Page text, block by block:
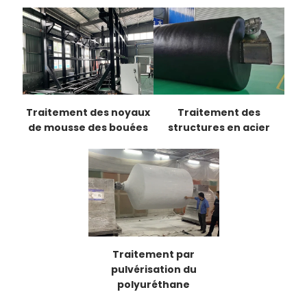
Traitement des noyaux
de mousse des bouées
Traitement des
structures en acier
Traitement par
pulvérisation du
polyuréthane